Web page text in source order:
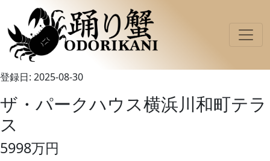
登録日: 2025-08-30
ザ・パークハウス横浜川和町テラ
ス
5998万円